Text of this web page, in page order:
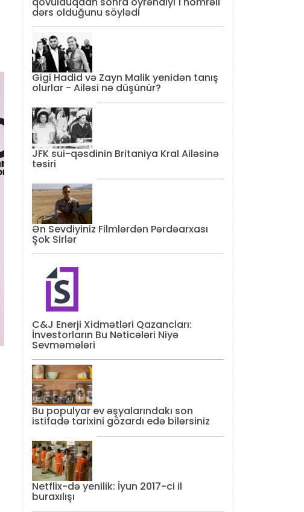
dərs olduğunu söylədi
Gigi Hadid və Zayn Malik yenidən tanış
olurlar - Ailəsi nə düşünür?
JFK sui-qəsdinin Britaniya Kral Ailəsinə
təsiri
Ən Sevdiyiniz Filmlərdən Pərdəarxası
Şok Sirlər
C&J Enerji Xidmətləri Qazancları:
İnvestorların Bu Nəticələri Niyə
Sevməmələri
Bu populyar ev əşyalarındakı son
istifadə tarixini gözardı edə bilərsiniz
Netflix-də yenilik: İyun 2017-ci il
buraxılışı